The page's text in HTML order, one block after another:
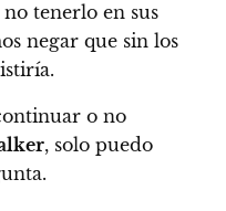
tenerlo en sus
negar que sin los
o no
, solo puedo